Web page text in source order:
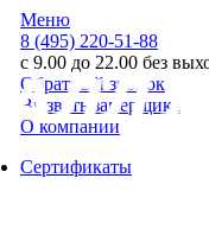
Меню
8 (495) 220-51-88
с 9.00 до 22.00 без
Обратный звонок
Вызвать замерщика
О компании
Сертификаты